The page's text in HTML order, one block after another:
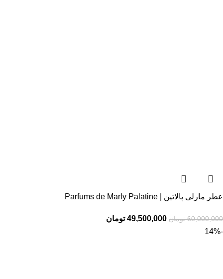
عطر مارلی پالاتین | Parfums de Marly Palatine
60,000,000 تومان 49,500,000 تومان
-14%